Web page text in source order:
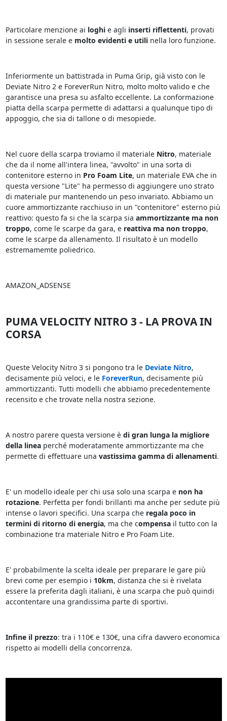
Particolare menzione ai loghi e agli inserti riflettenti, provati
in sessione serale emolto evidenti e utilinella loro funzione.
Inferiormente un battistrada in Puma Grip, già visto con le
Deviate Nitro 2 e ForeverRun Nitro, molto molto valido e che
garantisce una presa su asfalto eccellente. La conformazione
piatta della scarpa permette di adattarsi a qualunque tipo di
appoggio, che sia di tallone o di mesopiede.
Nel cuore della scarpa troviamo il materiale Nitro, materiale
che da il nome all'intera linea, "avvolto" in una sorta di
contenitore esterno in Pro Foam Lite, un materiale EVA che in
questa versione "Lite" ha permesso di aggiungere uno strato
di materiale pur mantenendo un peso invariato. Abbiamo un
cuore ammortizzante racchiuso in un "contenitore" esterno più
reattivo: questo fa si che la scarpa sia ammortizzante ma non
troppo, come le scarpe da gara, e reattiva ma non troppo,
come le scarpe da allenamento. Il risultato è un modello
estremamemte poliedrico.
AMAZON_ADSENSE
PUMA VELOCITY NITRO 3 - LA PROVA IN
CORSA
Queste Velocity Nitro 3 si pongono tra le Deviate Nitro,
decisamente più veloci, e le ForeverRun, decisamente più
ammortizzanti. Tutti modelli che abbiamo precedentemente
recensito e che trovate nella nostra sezione.
A nostro parere questa versione è di gran lunga la migliore
della linea perché moderatamente ammortizzante ma che
permette di effettuare una vastissima gamma di allenamenti.
E' un modello ideale per chi usa solo una scarpa e non ha
rotazione. Perfetta per fondi brillanti ma anche per sedute più
intense o lavori specifici. Una scarpa che regala poco in
termini di ritorno di energia, ma che compensail tutto con la
combinazione tra materiale Nitro e Pro Foam Lite.
E' probabilmente la scelta ideale per preparare le gare più
brevi come per esempio i 10km, distanza che si è rivelata
essere la preferita dagli italiani, è una scarpa che può quindi
accontentare una grandissima parte di sportivi.
Infine il prezzo: tra i 110€ e 130€, una cifra davvero economica
rispetto ai modelli della concorrenza.